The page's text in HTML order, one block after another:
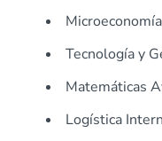
Tecnología y
Matemáticas
Logística